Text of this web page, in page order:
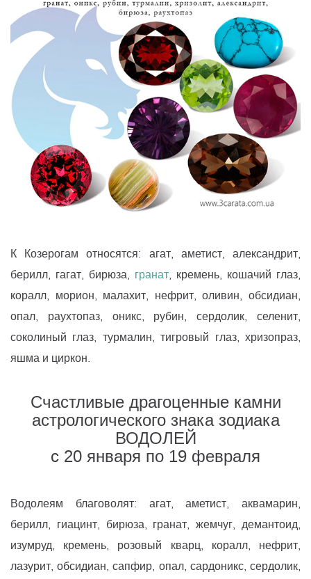
К Козерогам относятся: агат, аметист, александрит,
берилл, гагат, бирюза, гранат, кремень, кошачий глаз,
коралл, морион, малахит, нефрит, оливин, обсидиан,
опал, раухтопаз, оникс, рубин, сердолик, селенит,
соколиный глаз, турмалин, тигровый глаз, хризопраз,
яшма и циркон.
Счастливые драгоценные камни
астрологического знака зодиака
ВОДОЛЕЙ
c 20 января по 19 февраля
Водолеям благоволят: агат, аметист, аквамарин,
берилл, гиацинт, бирюза, гранат, жемчуг, демантоид,
изумруд, кремень, розовый кварц, коралл, нефрит,
лазурит, обсидиан, сапфир, опал, сардоникс, сердолик,